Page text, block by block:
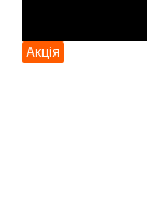
Акція